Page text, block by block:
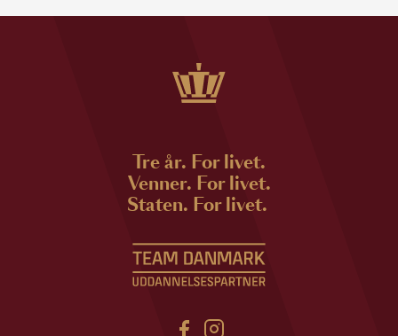
Tre år. For livet.
Venner. For livet.
Staten. For livet.